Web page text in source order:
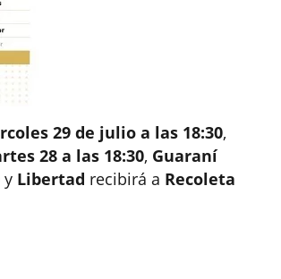
29 de julio a las 18:30,
28 a las 18:30, Guaraní
y Libertad recibirá a Recoleta